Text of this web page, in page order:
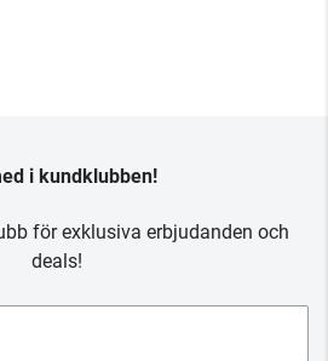
i kundklubben!
för exklusiva erbjudanden och
deals!